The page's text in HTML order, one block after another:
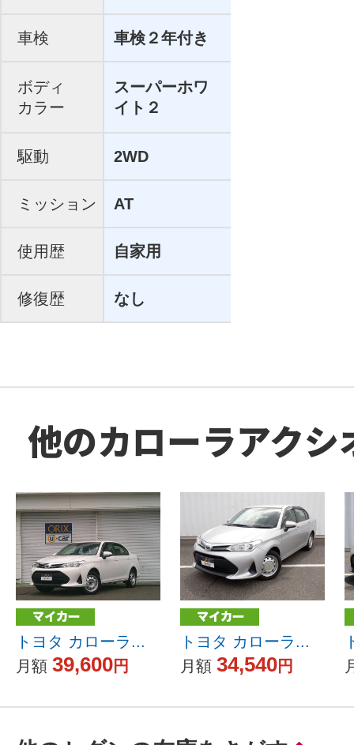
車検 車検２年付き
ボディ
カラー
スーパーホワ
イト２
駆動 2WD
ミッション AT
使用歴 自家用
修復歴 なし
他のカローラアクシ
トヨタ カローラ...
月額 39,600円
トヨタ カローラ...
月額 34,540円